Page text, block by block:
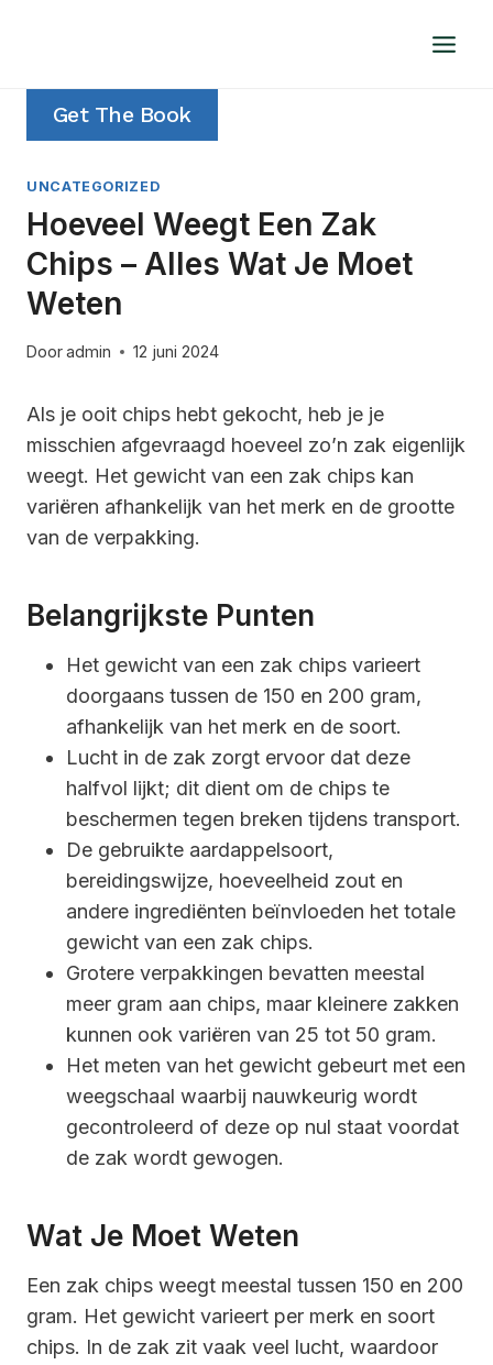
Get The Book
UNCATEGORIZED
Hoeveel Weegt Een Zak
Chips – Alles Wat Je Moet
Weten
Dooradmin 12 juni 2024
Als je ooit chips hebt gekocht, heb je je
misschien afgevraagd hoeveel zo’n zak eigenlijk
weegt. Het gewicht van een zak chips kan
variëren afhankelijk van het merk en de grootte
van de verpakking.
Belangrijkste Punten
Het gewicht van een zak chips varieert
doorgaans tussen de 150 en 200 gram,
afhankelijk van het merk en de soort.
Lucht in de zak zorgt ervoor dat deze
halfvol lijkt; dit dient om de chips te
beschermen tegen breken tijdens transport.
De gebruikte aardappelsoort,
bereidingswijze, hoeveelheid zout en
andere ingrediënten beïnvloeden het totale
gewicht van een zak chips.
Grotere verpakkingen bevatten meestal
meer gram aan chips, maar kleinere zakken
kunnen ook variëren van 25 tot 50 gram.
Het meten van het gewicht gebeurt met een
weegschaal waarbij nauwkeurig wordt
gecontroleerd of deze op nul staat voordat
de zak wordt gewogen.
Wat Je Moet Weten
Een zak chips weegt meestal tussen 150 en 200
gram. Het gewicht varieert per merk en soort
chips. In de zak zit vaak veel lucht, waardoor